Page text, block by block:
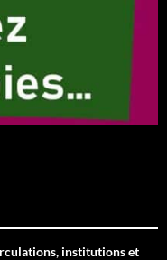
institutions et